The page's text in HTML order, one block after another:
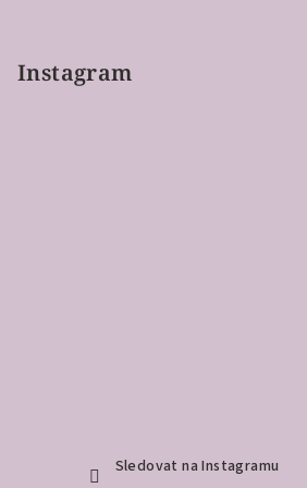
Instagram
Sledovat na Instagramu